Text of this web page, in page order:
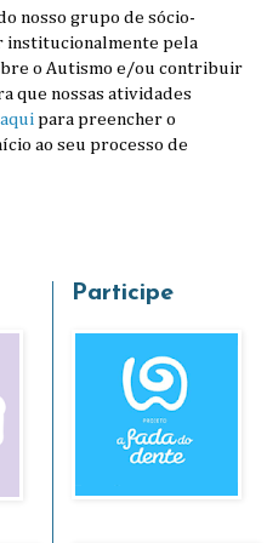
nosso grupo de sócio-
pela
o Autismo e/ou contribuir
que nossas atividades
para preencher o
ao seu processo de
Participe